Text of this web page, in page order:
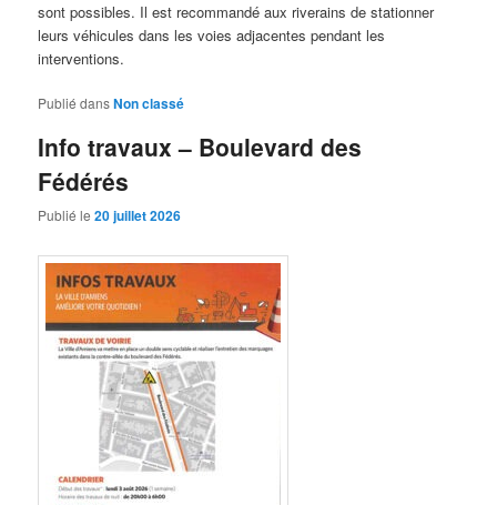
sont possibles. Il est recommandé aux riverains de stationner
leurs véhicules dans les voies adjacentes pendant les
interventions.
Publié dansNon classé
Info travaux – Boulevard des
Fédérés
Publié le20 juillet 2026